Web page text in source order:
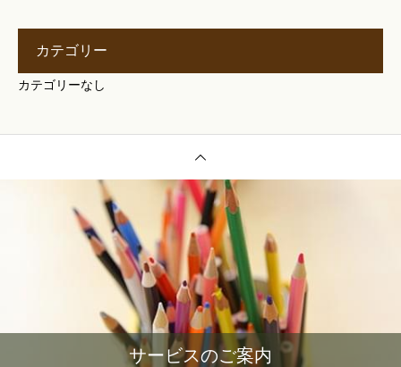
カテゴリー
カテゴリーなし
サービスのご案内